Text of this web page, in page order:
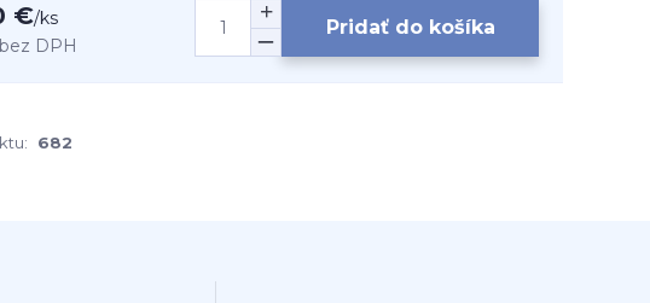
€/ks
bez DPH
Pridať do košíka
682